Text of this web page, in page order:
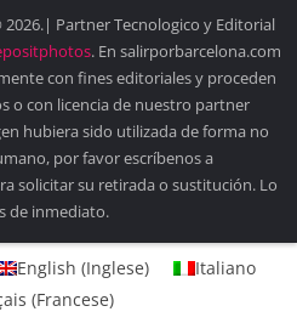
Partner Tecnologico y Editorial
. En salirporbarcelona.com
con fines editoriales y proceden
o con licencia de nuestro partner
hubiera sido utilizada de forma no
por favor escríbenos a
solicitar su retirada o sustitución. Lo
de inmediato.
English (Inglese)
Italiano
(Francese)